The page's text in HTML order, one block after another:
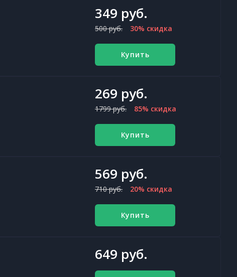
349 руб.
500 руб. 30% скидка
Купить
269 руб.
1799 руб. 85% скидка
Купить
569 руб.
710 руб. 20% скидка
Купить
649 руб.